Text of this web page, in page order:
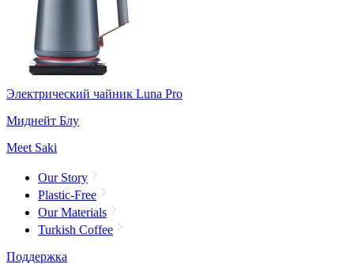
Электрический чайник Luna Pro
Миднейт Блу
Meet Saki
Our Story
Plastic-Free
Our Materials
Turkish Coffee
Поддержка